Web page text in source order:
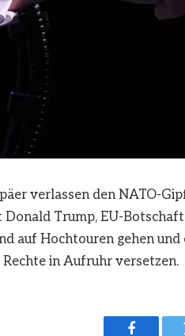
verlassen den NATO-
Trump, EU-
auf Hochtouren gehen
in Aufruhr versetzen.